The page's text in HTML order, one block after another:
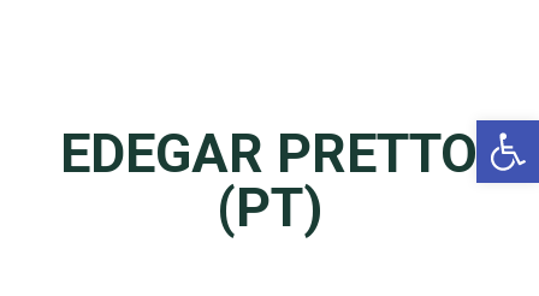
EDEGAR PRETTO
(PT)